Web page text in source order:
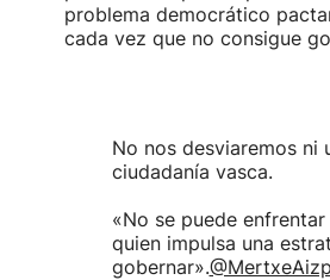
problema democrático
cada vez que no consigue
No nos desviaremos
ciudadanía vasca.
«No se puede
quien impulsa una
gobernar».